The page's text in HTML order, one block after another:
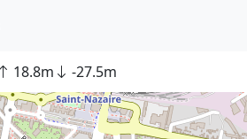
18.8m -27.5m